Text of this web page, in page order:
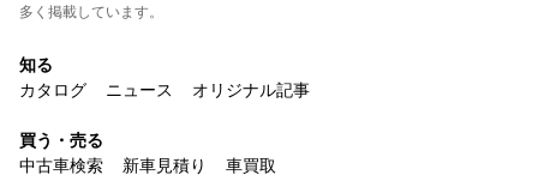
多く掲載しています。
知る
カタログ
ニュース オリジナル記事
買う・売る
中古車検索
新車見積り 車買取